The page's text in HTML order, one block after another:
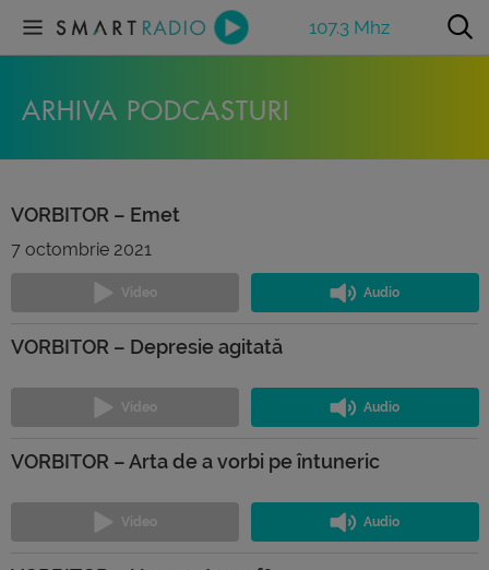
107.3 Mhz
ARHIVA PODCASTURI
VORBITOR – Emet
7 octombrie 2021
VORBITOR – Depresie agitată
VORBITOR – Arta de a vorbi pe întuneric